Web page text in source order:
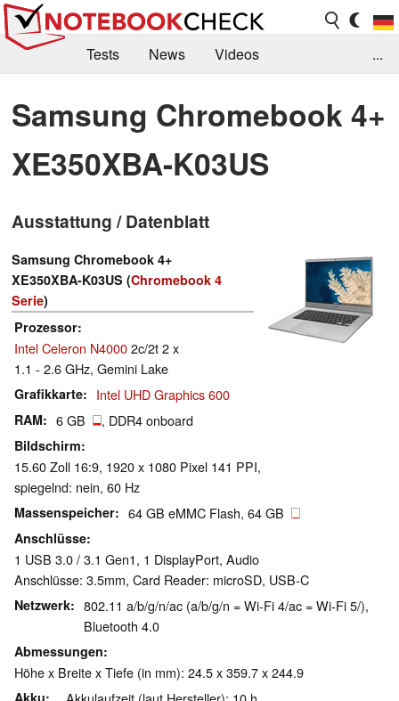
Tests News
Videos
Kaufberatung
Deals Suche
Jobs
Forum
...
Samsung Chromebook 4+
XE350XBA-K03US
Ausstattung / Datenblatt
Samsung Chromebook 4+
XE350XBA-K03US (Chromebook 4
Serie)
Prozessor
Intel Celeron N40002c/2t 2 x
1.1 - 2.6 GHz, Gemini Lake
Grafikkarte Intel UHD Graphics 600
RAM 6 GB , DDR4 onboard
Bildschirm
15.60 Zoll 16:9, 1920 x 1080 Pixel 141 PPI,
spiegelnd: nein, 60 Hz
Massenspeicher 64 GB eMMC Flash, 64 GB
Anschlüsse
1 USB 3.0 / 3.1 Gen1, 1 DisplayPort, Audio
Anschlüsse: 3.5mm, Card Reader: microSD, USB-C
Netzwerk
802.11 a/b/g/n/ac (a/b/g/n = Wi-Fi 4/ac = Wi-Fi 5/),
Bluetooth 4.0
Abmessungen
Höhe x Breite x Tiefe (in mm): 24.5 x 359.7 x 244.9